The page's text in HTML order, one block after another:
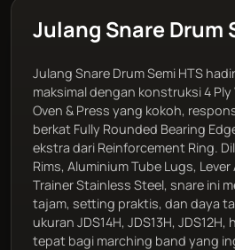
Julang Snare Drum
Julang Snare Drum Semi HTS
maksimal dengan konstruksi 4
Oven & Press yang kokoh,
berkat Fully Rounded Bearing
ekstra dari Reinforcement Ring.
Rims, Aluminium Tube Lugs,
Trainer Stainless Steel, snare ini
tajam, setting praktis, dan daya
ukuran JDS14H, JDS13H,
tepat bagi marching band yang